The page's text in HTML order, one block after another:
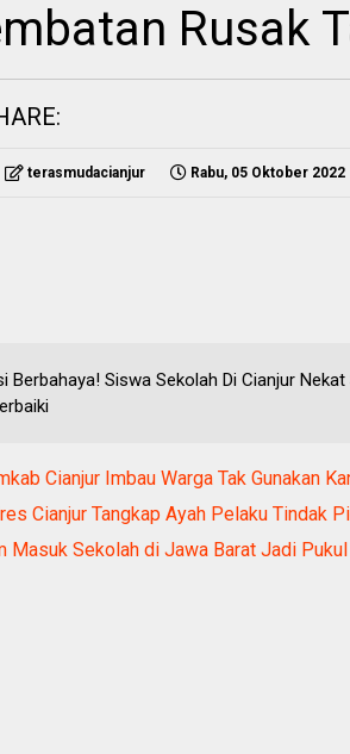
Rusak
terasmudacianjur Rabu, 05 Oktober 2022
Berbahaya! Siswa Sekolah Di Cianjur
Cianjur Imbau Warga Tak Gunakan
Cianjur Tangkap Ayah Pelaku Tindak
Masuk Sekolah di Jawa Barat Jadi